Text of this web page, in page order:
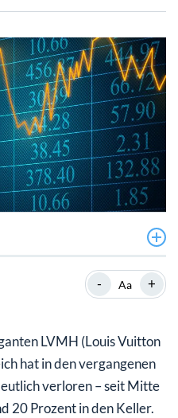
– aber die
- Aa +
LVMH (Louis Vuitton
hat in den vergangenen
verloren – seit Mitte
20 Prozent in den Keller.